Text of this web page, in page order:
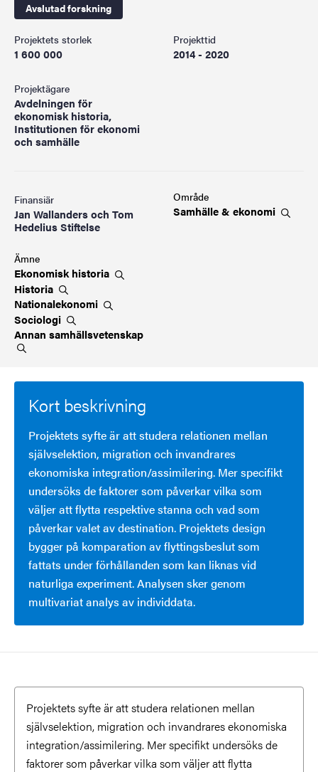
Avslutad forskning
Projektets storlek
1 600 000
Projekttid
2014 - 2020
Projektägare
Avdelningen för
ekonomisk historia,
Institutionen för ekonomi
och samhälle
Finansiär
Jan Wallanders och Tom
Hedelius Stiftelse
Område
Samhälle & ekonomi
Ämne
Ekonomisk historia
Historia
Nationalekonomi
Sociologi
Annan samhällsvetenskap
Kort beskrivning
Projektets syfte är att studera relationen mellan
självselektion, migration och invandrares
ekonomiska integration/assimilering. Mer specifikt
undersöks de faktorer som påverkar vilka som
väljer att flytta respektive stanna och vad som
påverkar valet av destination. Projektets design
bygger på komparation av flyttingsbeslut som
fattats under förhållanden som kan liknas vid
naturliga experiment. Analysen sker genom
multivariat analys av individdata.
Projektets syfte är att studera relationen mellan
självselektion, migration och invandrares ekonomiska
integration/assimilering. Mer specifikt undersöks de
faktorer som påverkar vilka som väljer att flytta